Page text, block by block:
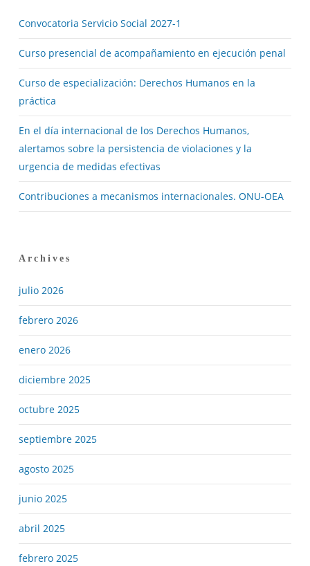
Convocatoria Servicio Social 2027-1
Curso presencial de acompañamiento en ejecución penal
Curso de especialización: Derechos Humanos en la
práctica
En el día internacional de los Derechos Humanos,
alertamos sobre la persistencia de violaciones y la
urgencia de medidas efectivas
Contribuciones a mecanismos internacionales. ONU-OEA
Archives
julio 2026
febrero 2026
enero 2026
diciembre 2025
octubre 2025
septiembre 2025
agosto 2025
junio 2025
abril 2025
febrero 2025